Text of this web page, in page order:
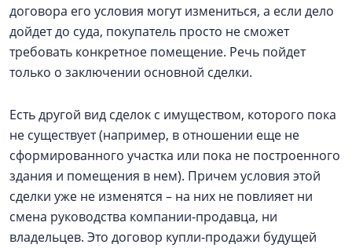
договора его условия могут измениться, а если дело
дойдет до суда, покупатель просто не сможет
требовать конкретное помещение. Речь пойдет
только о заключении основной сделки.
Есть другой вид сделок с имуществом, которого пока
не существует (например, в отношении еще не
сформированного участка или пока не построенного
здания и помещения в нем). Причем условия этой
сделки уже не изменятся – на них не повлияет ни
смена руководства компании-продавца, ни
владельцев. Это договор купли-продажи будущей